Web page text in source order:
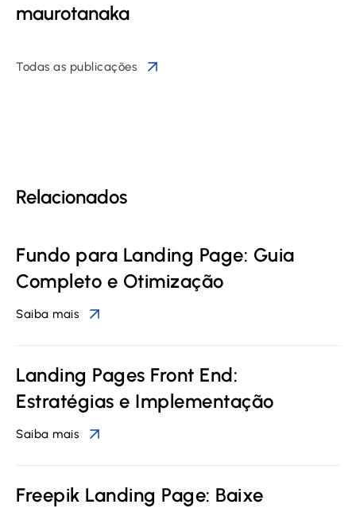
maurotanaka
Todas as publicações
Relacionados
Fundo para Landing Page: Guia
Completo e Otimização
Saiba mais
Landing Pages Front End:
Estratégias e Implementação
Saiba mais
Freepik Landing Page: Baixe